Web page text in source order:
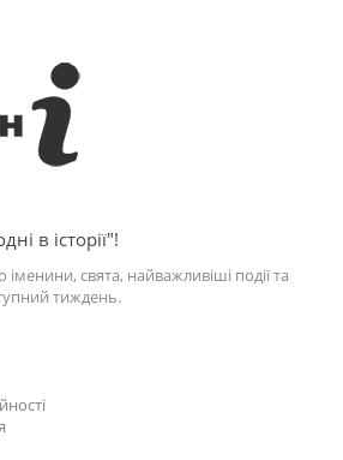
в історії"!
іменини, свята, найважливіші події та
тиждень.